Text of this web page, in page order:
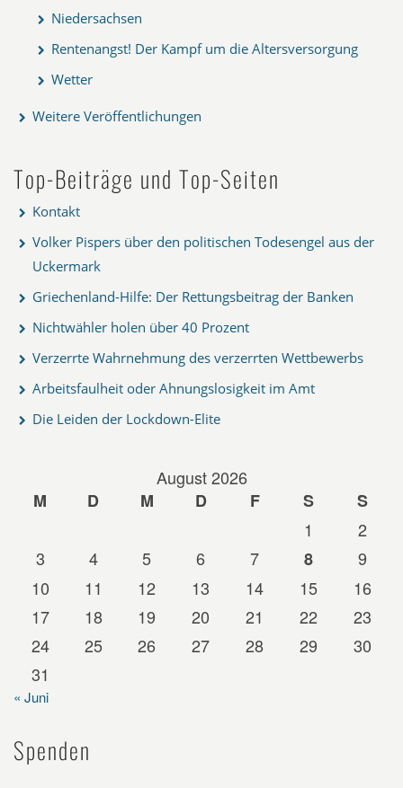
Niedersachsen
Rentenangst! Der Kampf um die Altersversorgung
Wetter
Weitere Veröffentlichungen
Top-Beiträge und Top-Seiten
Kontakt
Volker Pispers über den politischen Todesengel aus der
Uckermark
Griechenland-Hilfe: Der Rettungsbeitrag der Banken
Nichtwähler holen über 40 Prozent
Verzerrte Wahrnehmung des verzerrten Wettbewerbs
Arbeitsfaulheit oder Ahnungslosigkeit im Amt
Die Leiden der Lockdown-Elite
August 2026
M
D M D F S
S
1
2
3
4 5 6 7 8
9
10
11 12 13 14 15
16
17
18 19 20 21 22
23
24
25 26 27 28 29
30
31
« Juni
Spenden